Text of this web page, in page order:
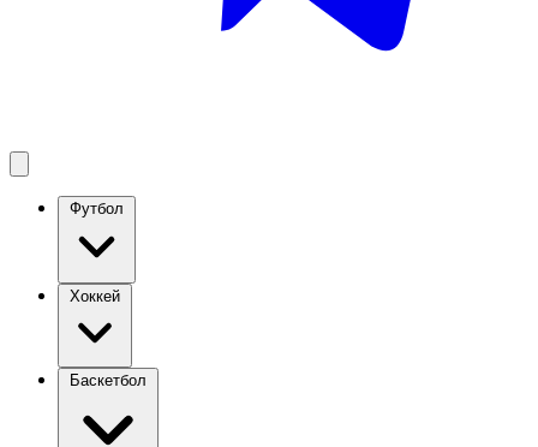
Футбол
Хоккей
Баскетбол